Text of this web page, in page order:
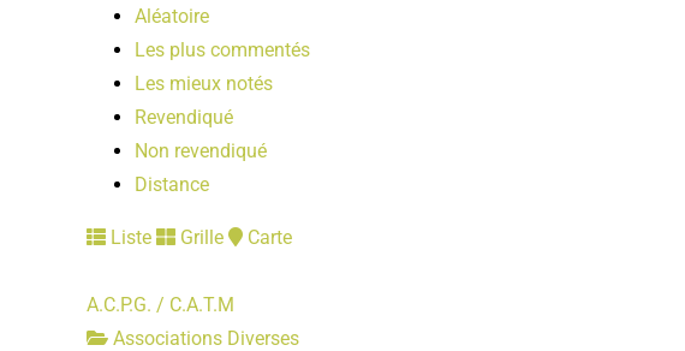
Aléatoire
Les plus commentés
Les mieux notés
Revendiqué
Non revendiqué
Distance
Liste Grille Carte
A.C.P.G. / C.A.T.M
Associations Diverses